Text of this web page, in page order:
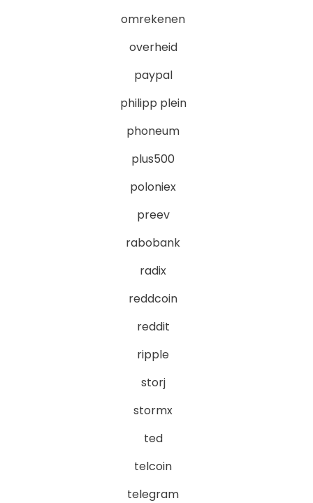
omrekenen
overheid
paypal
philipp plein
phoneum
plus500
poloniex
preev
rabobank
radix
reddcoin
reddit
ripple
storj
stormx
ted
telcoin
telegram